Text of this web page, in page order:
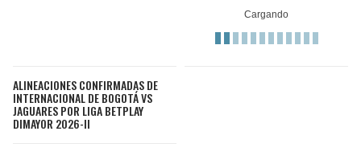
ALINEACIONES CONFIRMADAS DE
INTERNACIONAL DE BOGOTÁ VS
JAGUARES POR LIGA BETPLAY
DIMAYOR 2026-II